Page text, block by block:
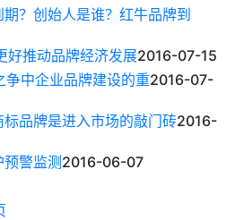
？创始人是谁？红牛品牌到
好推动品牌经济发展2016-07-15
争中企业品牌建设的重2016-07-
品牌是进入市场的敲门砖2016-
警监测2016-06-07